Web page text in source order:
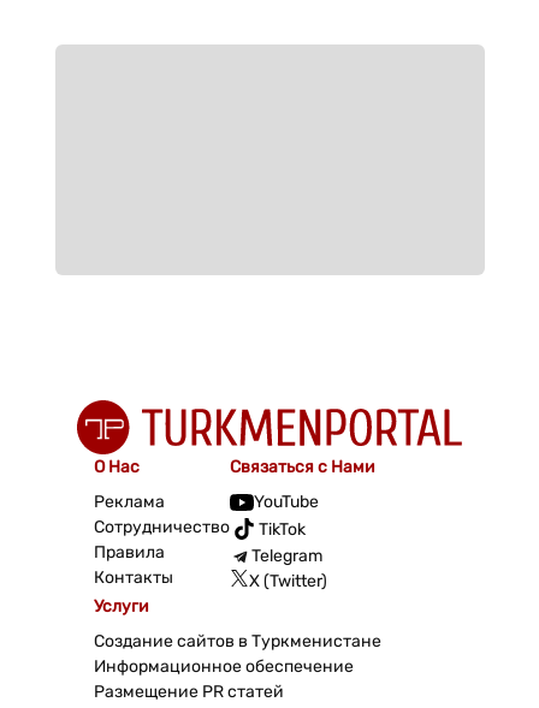
О Нас
Реклама
Сотрудничество
Правила
Контакты
Связаться с Нами
YouTube
TikTok
Telegram
X (Twitter)
Услуги
Создание сайтов в Туркменистане
Информационное обеспечение
Размещение PR статей